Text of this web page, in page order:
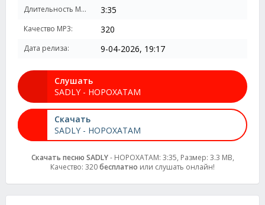
Длительность MP3: 3:35
Качество MP3: 320
Дата релиза: 9-04-2026, 19:17
Слушать
SADLY - НОРОХАТАМ
Скачать
SADLY - НОРОХАТАМ
Скачать песню SADLY- НОРОХАТАМ: 3:35, Размер: 3.3 MB,
Качество: 320бесплатно или слушать онлайн!